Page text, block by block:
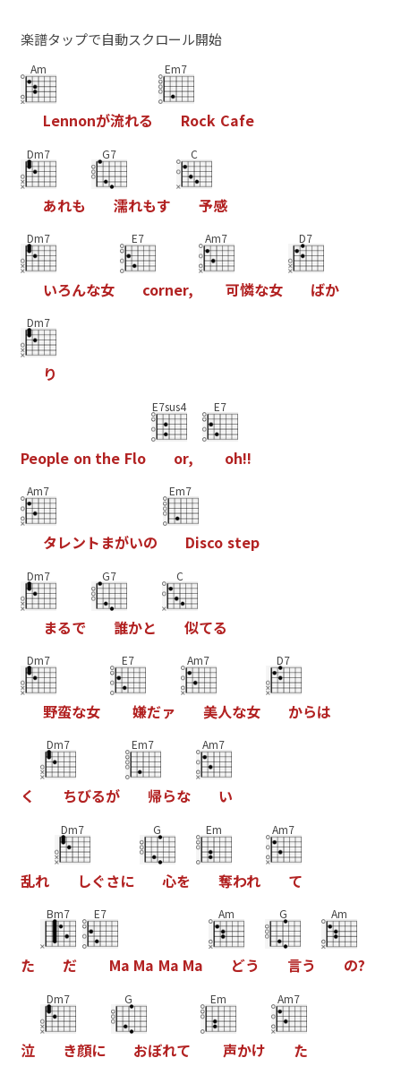
楽譜タップで自動スクロール開始
Am
Lennonが流れる
Em7
Rock Cafe
Dm7
あれも
G7
濡れもす
C
予感
Dm7
いろんな女
E7
corner,
Am7
可憐な女
D7
ばか
Dm7
り
People on the Flo
E7sus4
or,
E7
oh!!
Am7
タ レン ト まがいの
Em7
Disco step
Dm7
まるで
G7
誰かと
C
似てる
Dm7
野蛮な女
E7
嫌だァ
Am7
美人な女
D7
からは
く
Dm7
ちびるが
Em7
帰らな
Am7
い
乱れ
Dm7
しぐさに
G
心を
Em
奪われ
Am7
て
た
Bm7
だ
E7
Ma Ma Ma Ma
Am
どう
G
言う
Am
の?
泣
Dm7
き顔に
G
おぼれて
Em
声かけ
Am7
た